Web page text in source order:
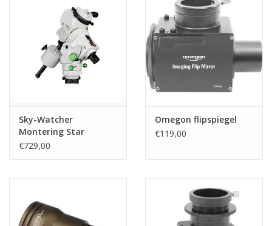
Sky-Watcher
Montering Star
Adventurer GTi Wi-Fi
€729,00
Omegon flipspiegel
€119,00